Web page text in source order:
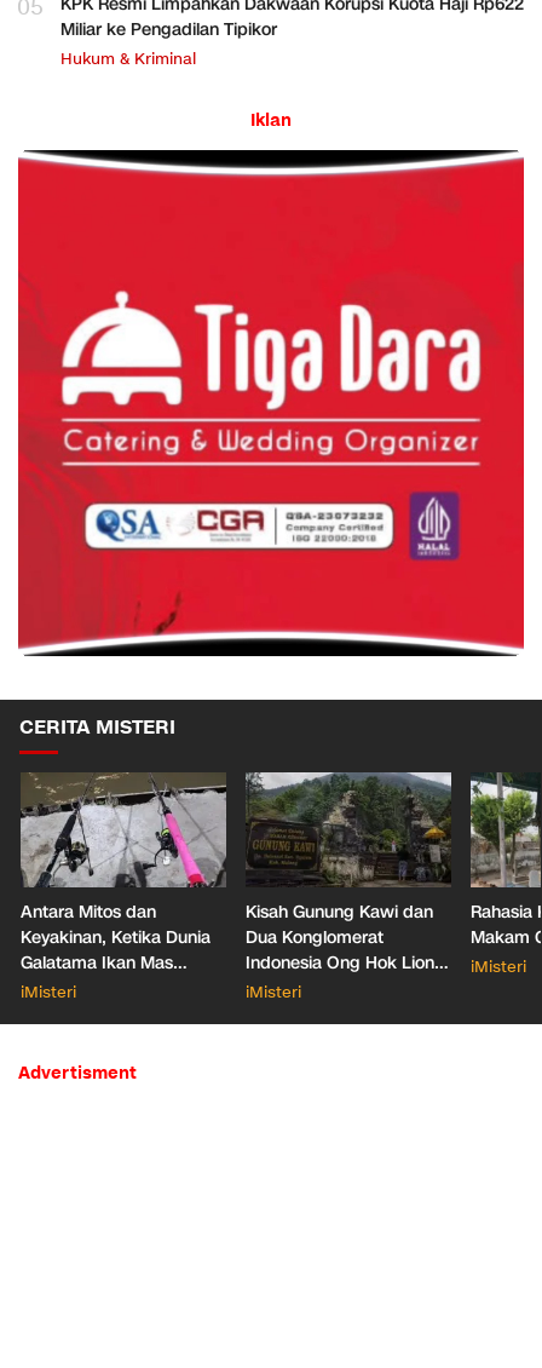
05
Miliar ke Pengadilan Tipikor
Hukum & Kriminal
Iklan
CERITA MISTERI
Antara Mitos dan
Keyakinan, Ketika Dunia
Galatama Ikan Mas
Bersentuhan dengan Hal
iMisteri
Kisah Gunung Kawi dan
Dua Konglomerat
Indonesia Ong Hok Liong
hingga Liem Sioe Liong
iMisteri
Rahasia
Makam
iMisteri
Advertisment